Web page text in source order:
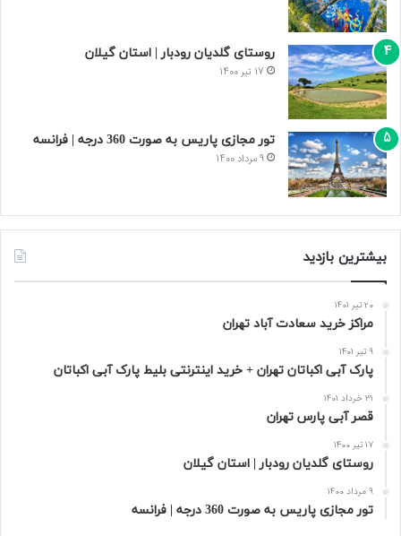
روستای گلدیان رودبار | استان گیلان
17 تیر 1400
تور مجازی پاریس به صورت 360 درجه | فرانسه
9 مرداد 1400
بیشترین بازدید
20 تیر 1401
مراکز خرید سعادت‌ آباد تهران
9 تیر 1401
پارک آبی اکباتان تهران + خرید اینترنتی بلیط پارک آبی اکباتان
31 خرداد 1401
قصر آبی پارس تهران
17 تیر 1400
روستای گلدیان رودبار | استان گیلان
9 مرداد 1400
تور مجازی پاریس به صورت 360 درجه | فرانسه